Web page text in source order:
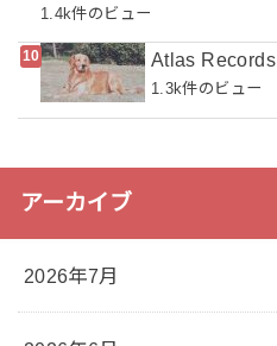
1.4k件のビュー
Atlas Records
1.3k件のビュー
アーカイブ
2026年7月